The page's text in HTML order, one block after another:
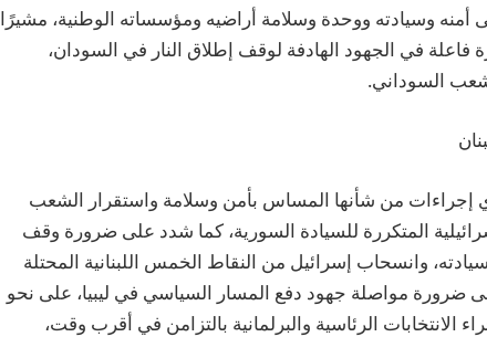
وسيادته ووحدة وسلامة أراضيه ومؤسساته الوطنية، مشيرًا
في الجهود الهادفة لوقف إطلاق النار في السودان،
السوداني.
إجراءات من شأنها المساس بأمن وسلامة واستقرار الشعب
المتكررة للسيادة السورية، كما شدد على ضرورة وقف
وانسحاب إسرائيل من النقاط الخمس اللبنانية المحتلة
ضرورة مواصلة جهود دفع المسار السياسي في ليبيا، على نحو
الانتخابات الرئاسية والبرلمانية بالتزامن في أقرب وقت،